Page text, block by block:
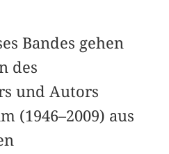
Bandes gehen
des
und Autors
(1946–2009) aus